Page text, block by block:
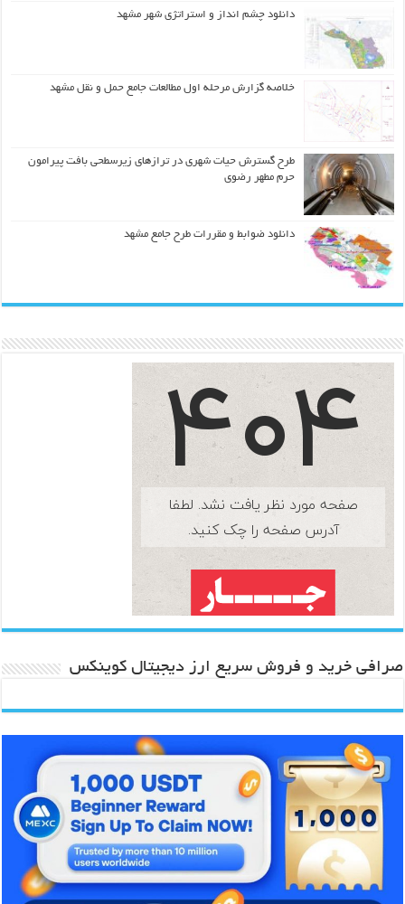
دانلود چشم انداز و استراتژی شهر مشهد
خلاصه گزارش مرحله اول مطالعات جامع حمل و نقل مشهد
طرح گسترش حیات شهري در ترازهاي زیرسطحی بافت پیرامون
حرم مطهر رضوي
دانلود ضوابط و مقررات طرح جامع مشهد
صرافی خرید و فروش سریع ارز دیجیتال کوینکس